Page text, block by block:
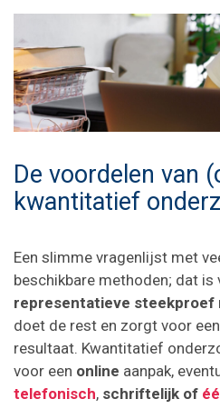
De voordelen van
kwantitatief
Een slimme vragenlijst met
beschikbare methoden; dat is
representatieve steekproef
doet de rest en zorgt voor
resultaat. Kwantitatief
voor een online aanpak,
telefonisch, schriftelijk of